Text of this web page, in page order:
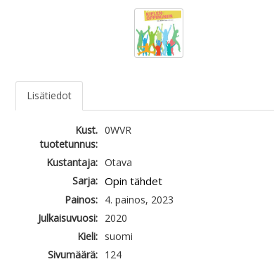
Lisätiedot
Kust.
tuotetunnus:
0WVR
Kustantaja: Otava
Sarja: Opin tähdet
Painos:
4. painos, 2023
Julkaisuvuosi:
2020
Kieli:
suomi
Sivumäärä:
124